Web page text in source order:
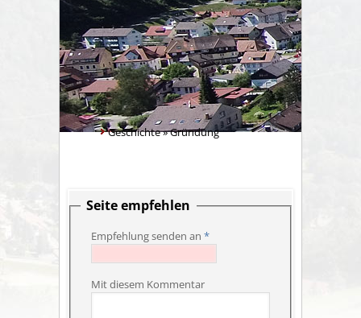
Geschichte»Gründung
Seite empfehlen
Empfehlung senden an *
Mit diesem Kommentar